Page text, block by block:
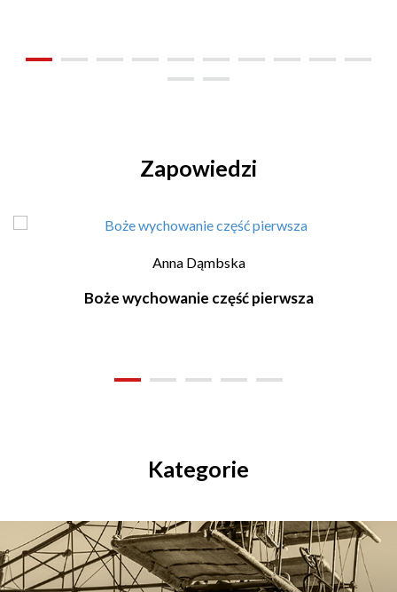
Zapowiedzi
Anna Dąmbska
Boże wychowanie część pierwsza
Kategorie